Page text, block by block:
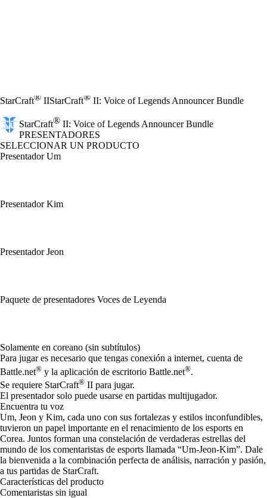
StarCraft® IIStarCraft® II: Voice of Legends Announcer Bundle
StarCraft® II: Voice of Legends Announcer Bundle
PRESENTADORES
SELECCIONAR UN PRODUCTO
Presentador Um
Presentador Kim
Presentador Jeon
Paquete de presentadores Voces de Leyenda
Available actions
Solamente en coreano (sin subtítulos)
Para jugar es necesario que tengas conexión a internet, cuenta de
Battle.net® y la aplicación de escritorio Battle.net®.
Se requiere StarCraft® II para jugar.
El presentador solo puede usarse en partidas multijugador.
Encuentra tu voz
Um, Jeon y Kim, cada uno con sus fortalezas y estilos inconfundibles,
tuvieron un papel importante en el renacimiento de los esports en
Corea. Juntos forman una constelación de verdaderas estrellas del
mundo de los comentaristas de esports llamada “Um-Jeon-Kim”. Dale
la bienvenida a la combinación perfecta de análisis, narración y pasión,
a tus partidas de StarCraft.
Características del producto
Comentaristas sin igual